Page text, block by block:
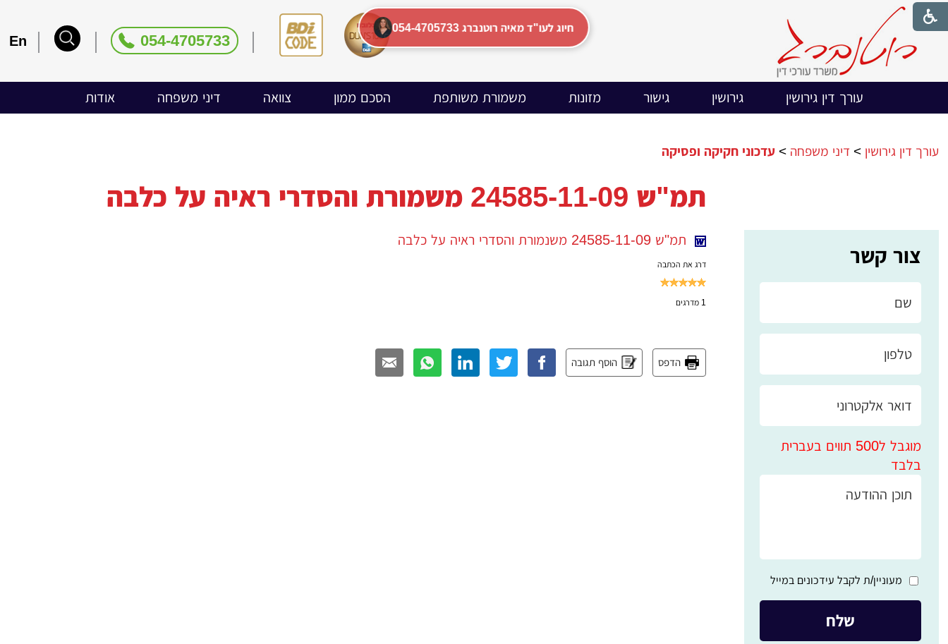
054-4705733
En
עורך דין גירושין גירושין גישור מזונות משמורת משותפת הסכם ממון צוואה דיני משפחה אודות
צור קשר
מוגבל ל500 תווים בעברית
בלבד
מעוניין/ת לקבל עידכונים במייל
עורך דין גירושין > דיני משפחה >עדכוני חקיקה ופסיקה
תמ"ש 24585-11-09 משמורת והסדרי ראיה על כלבה
תמ"ש 24585-11-09 משנמורת והסדרי ראיה על כלבה
דרג את הכתבה
1 מדרגים
הדפס הוסף תגובה
054-4705733 חיוג לעו"ד מאיה רוטנברג